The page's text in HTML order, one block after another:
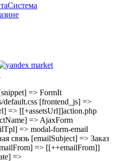
Система
=> FormIt
default.css [frontend_js] =>
=> [[+assetsUrl]]action.php
=> AjaxForm
=> modal-form-email
связь [emailSubject] => Заказ
=> [[++emailFrom]]
=>